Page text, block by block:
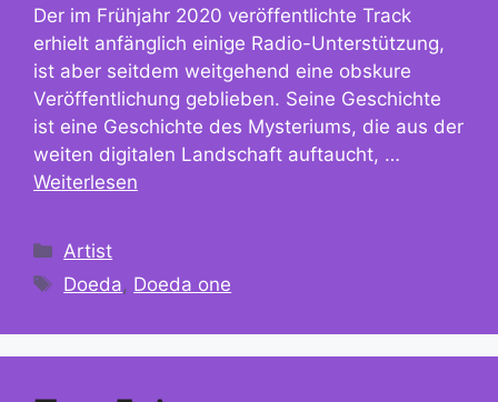
Der im Frühjahr 2020 veröffentlichte Track
erhielt anfänglich einige Radio-Unterstützung,
ist aber seitdem weitgehend eine obskure
Veröffentlichung geblieben. Seine Geschichte
ist eine Geschichte des Mysteriums, die aus der
weiten digitalen Landschaft auftaucht, …
Weiterlesen
Kategorien
Artist
Schlagwörter
Doeda, Doeda one